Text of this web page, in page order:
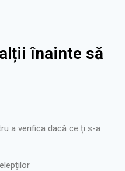
înainte să
a verifica dacă ce ți s-a